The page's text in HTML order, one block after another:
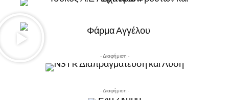
- Διαφήμιση -
- Διαφήμιση -